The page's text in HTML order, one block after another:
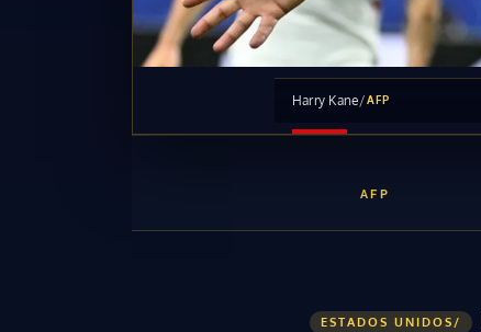
Harry Kane/AFP
AFP
ESTADOS UNIDOS/